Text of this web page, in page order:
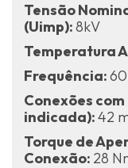
Tensão
(Uimp):8kV
Temperatura
Frequência:
Conexões
indicada):42
Torque de
Conexão: 28